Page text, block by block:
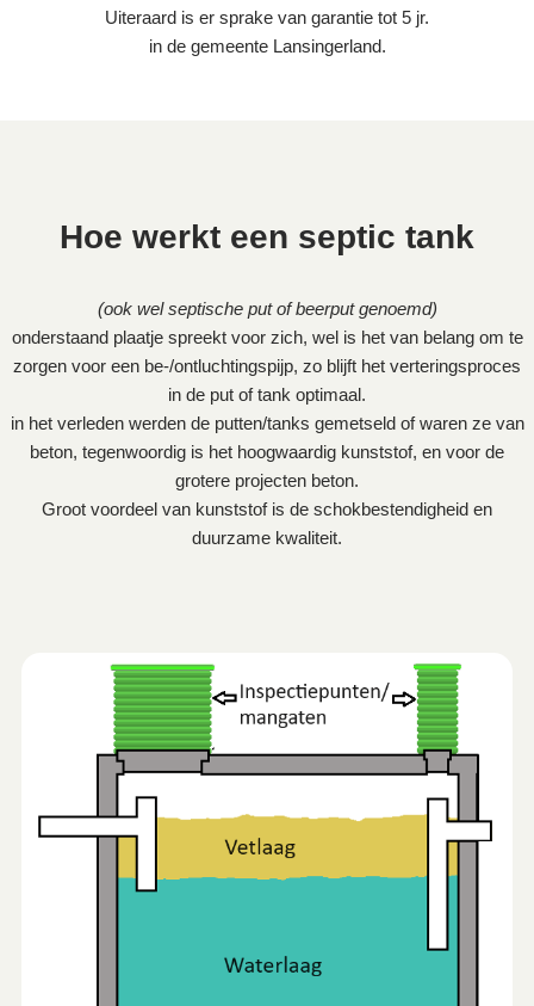
Uiteraard is er sprake van garantie tot 5 jr.
in de gemeente Lansingerland.
Hoe werkt een septic tank
(ook wel septische put of beerput genoemd)
onderstaand plaatje spreekt voor zich, wel is het van belang om te
zorgen voor een be-/ontluchtingspijp, zo blijft het verteringsproces
in de put of tank optimaal.
in het verleden werden de putten/tanks gemetseld of waren ze van
beton, tegenwoordig is het hoogwaardig kunststof, en voor de
grotere projecten beton.
Groot voordeel van kunststof is de schokbestendigheid en
duurzame kwaliteit.